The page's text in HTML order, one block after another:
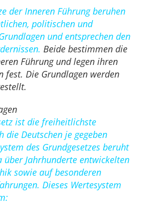
der Inneren Führung beruhen
politischen und
und entsprechen den
Beide bestimmen die
Führung und legen ihren
fest. Die Grundlagen werden
ist die freiheitlichste
die Deutschen je gegeben
des Grundgesetzes beruht
über Jahrhunderte entwickelten
sowie auf besonderen
Dieses Wertesystem